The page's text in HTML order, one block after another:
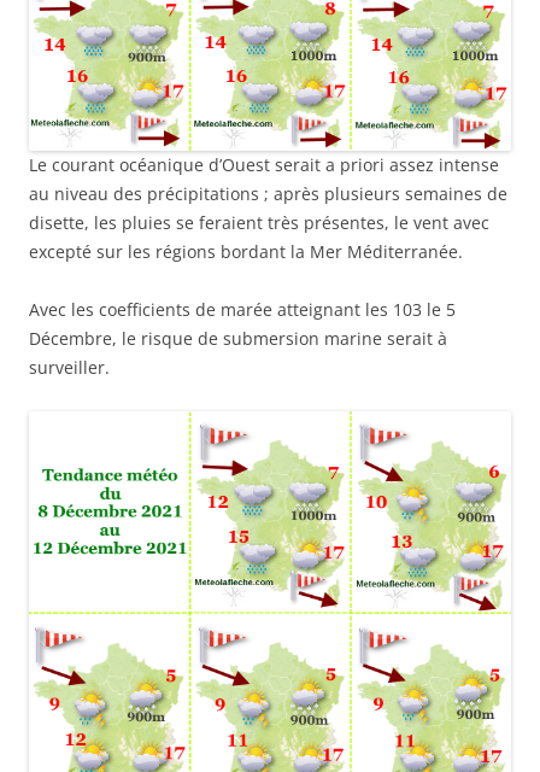
Le courant océanique d’Ouest serait a priori assez intense
au niveau des précipitations ; après plusieurs semaines de
disette, les pluies se feraient très présentes, le vent avec
excepté sur les régions bordant la Mer Méditerranée.
Avec les coefficients de marée atteignant les 103 le 5
Décembre, le risque de submersion marine serait à
surveiller.